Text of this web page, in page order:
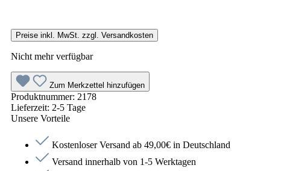
Preise inkl. MwSt. zzgl. Versandkosten
Nicht mehr verfügbar
Zum Merkzettel hinzufügen
Produktnummer: 2178
Lieferzeit: 2-5 Tage
Unsere Vorteile
Kostenloser Versand ab 49,00€ in Deutschland
Versand innerhalb von 1-5 Werktagen